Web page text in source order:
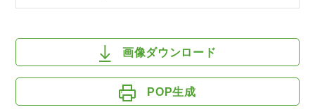
画像ダウンロード
POP生成